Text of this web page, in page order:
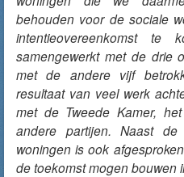
behouden voor de sociale
intentieovereenkomst te
samengewerkt met de drie
met de andere vijf
resultaat van veel werk
met de Tweede Kamer,
andere partijen. Naast
woningen is ook
de toekomst mogen bouwen